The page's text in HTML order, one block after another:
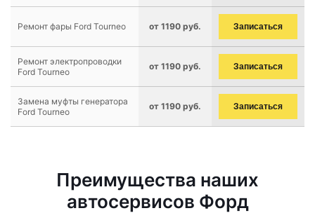
Ремонт фары Ford Tourneo от 1190 руб. Записаться
Ремонт электропроводки
Ford Tourneo
от 1190 руб. Записаться
Замена муфты генератора
Ford Tourneo
от 1190 руб. Записаться
Преимущества наших
автосервисов Форд